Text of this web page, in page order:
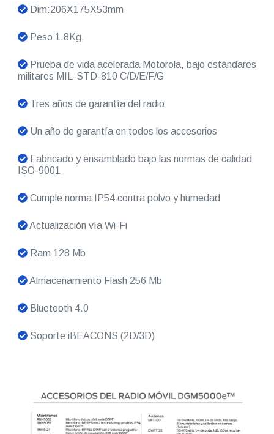
Dim:206X175X53mm
Peso 1.8Kg.
Prueba de vida acelerada Motorola, bajo estándares
militares MIL-STD-810 C/D/E/F/G
Tres años de garantía del radio
Un año de garantía en todos los accesorios
Fabricado y ensamblado bajo las normas de calidad
ISO-9001
Cumple norma IP54 contra polvo y humedad
Actualización vía Wi-Fi
Ram 128 Mb
Almacenamiento Flash 256 Mb
Bluetooth 4.0
Soporte iBEACONS (2D/3D)